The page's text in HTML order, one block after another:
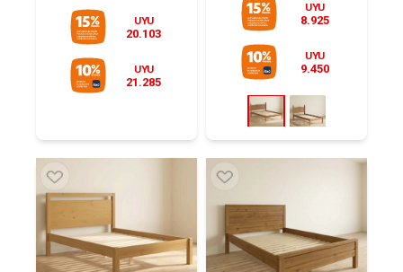
UYU
20.103
UYU
21.285
UYU
8.925
UYU
9.450